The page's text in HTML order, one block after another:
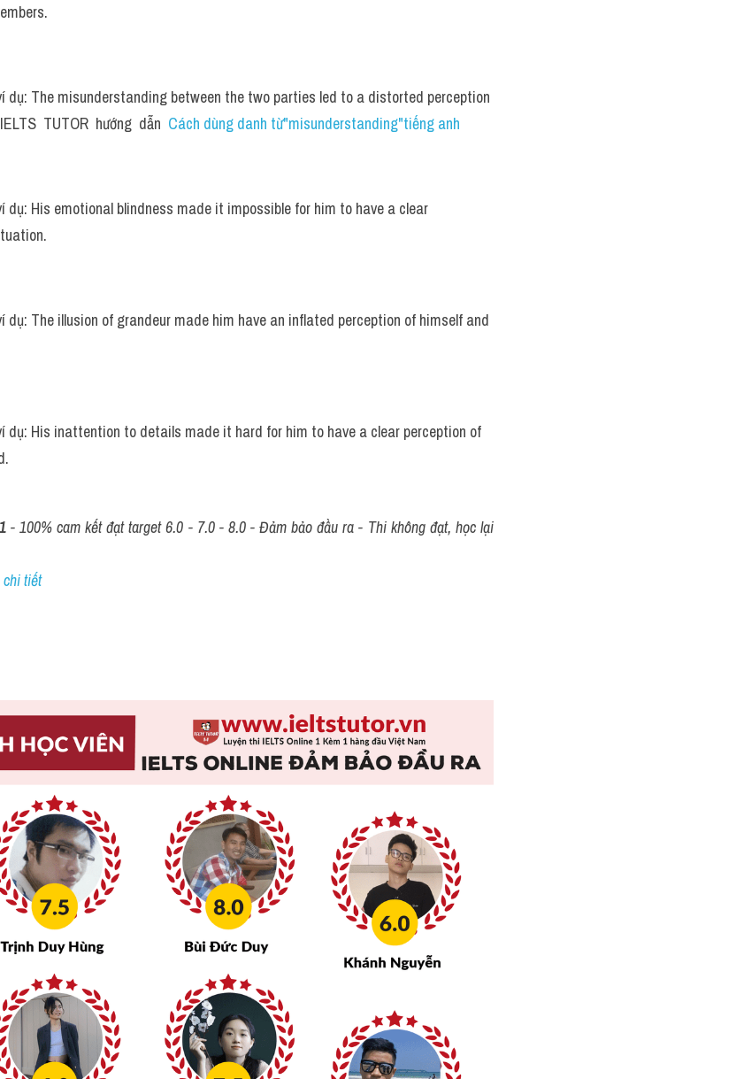
dụ: The misunderstanding between the two parties led to a distorted perception
TUTOR  hướng  dẫn Cách dùng danh từ"misunderstanding"tiếng anh
dụ: His emotional blindness made it impossible for him to have a clear
dụ: The illusion of grandeur made him have an inflated perception of himself and
dụ: His inattention to details made it hard for him to have a clear perception of
- 100% cam kết đạt target 6.0 - 7.0 - 8.0 - Đảm bảo đầu ra - Thi không đạt, học lại
tiết